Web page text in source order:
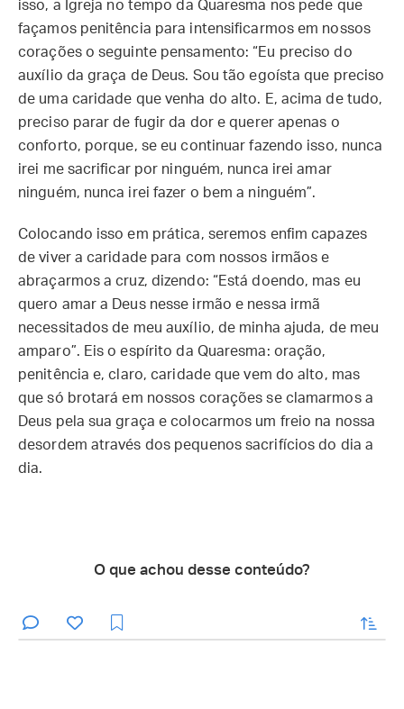
isso, a Igreja no tempo da Quaresma nos pede que
façamos penitência para intensificarmos em nossos
corações o seguinte pensamento: “Eu preciso do
auxílio da graça de Deus. Sou tão egoísta que preciso
de uma caridade que venha do alto. E, acima de tudo,
preciso parar de fugir da dor e querer apenas o
conforto, porque, se eu continuar fazendo isso, nunca
irei me sacrificar por ninguém, nunca irei amar
ninguém, nunca irei fazer o bem a ninguém”.
Colocando isso em prática, seremos enfim capazes
de viver a caridade para com nossos irmãos e
abraçarmos a cruz, dizendo: “Está doendo, mas eu
quero amar a Deus nesse irmão e nessa irmã
necessitados de meu auxílio, de minha ajuda, de meu
amparo”. Eis o espírito da Quaresma: oração,
penitência e, claro, caridade que vem do alto, mas
que só brotará em nossos corações se clamarmos a
Deus pela sua graça e colocarmos um freio na nossa
desordem através dos pequenos sacrifícios do dia a
dia.
O que achou desse conteúdo?
enviar